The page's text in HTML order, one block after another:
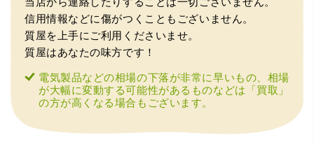
（兵庫県宝塚市）預かって頂くときに持っていた方の宝石
も見て頂く事が出き、購入した商品の価値をいろいろ教え
信用情報などに傷がつくこともございません。
質屋を上手にご利用くださいませ。
質屋はあなたの味方です！
電気製品などの相場の下落が非常に早いもの、相場
が大幅に変動する可能性があるものなどは「買取」
の方が高くなる場合もございます。